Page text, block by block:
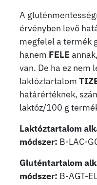
A
érvényben levő
megfelel a termék
hanem FELE
van. De ha ez nem
laktóztartalom
határértéknek,
laktóz/100 g
Laktóztartalom
módszer: B-LAC-
Gluténtartalom
módszer: B-AGT-